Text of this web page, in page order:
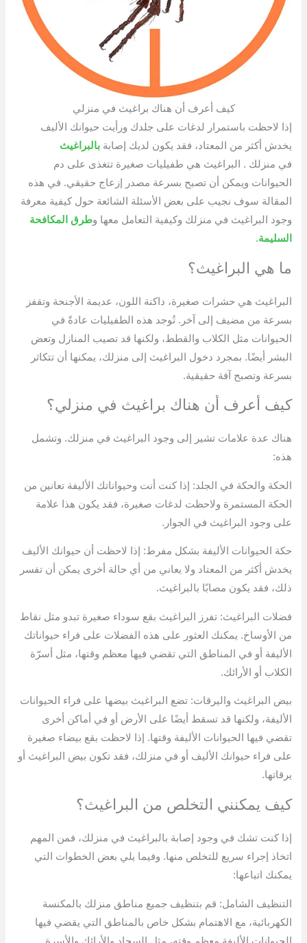
كيف أعرف أن هناك براغيث في منزلي
إذا لاحظت باستمرار لدغات على جلدك ورأيت حيوانك الأليف
يخدش أكثر من المعتاد، فقد يكون لديك إصابةبالبراغيث
في منزلك . البراغيث هي طفيليات صغيرة تتغذى على دم
الحيوانات ويمكن أن تصبح بسرعة مصدر إزعاج حقيقي. في هذه
المقالة سوف نجيب على بعض الأسئلة الشائعة حول كيفية معرفة
وجود البراغيث في منزلك وكيفية التعامل معها وطرق المكافحة
السليمة.
ما هي البراغيث؟
البراغيث هي حشرات صغيرة، داكنة اللون، عديمة الأجنحة وتقفز
بسرعة من مضيف إلى آخر. تُوجد هذه الطفيليات عادةً في
الحيوانات مثل الكلاب والقطط، ولكنها قد تصيب المنازل وتعض
البشر أيضًا. بمجرد دخول البراغيث إلى منزلك، يمكنها أن تتكاثر
بسرعة وتصبح آفة حقيقية.
كيف أعرف أن هناك براغيث في منزلي؟
هناك عدة علامات تشير إلى وجود البراغيث في منزلك. وتشمل
هذه:
الحكة والحكة في الجلد: إذا كنت أنت وحيواناتك الأليفة تعانين من
الحكة المستمرة ولاحظت لدغات صغيرة، فقد يكون هذا علامة
على وجود البراغيث في الجوار.
حكة الحيوانات الأليفة بشكل مفرط: إذا لاحظت أن حيوانك الأليف
يخدش أكثر من المعتاد ولا يعاني من أي حالة أخرى يمكن أن تفسر
ذلك، فقد يكون مصابًا بالبراغيث.
فضلات البراغيث: تفرز البراغيث بقع سوداء صغيرة تبدو مثل نقاط
من الأوساخ. يمكنك العثور على هذه الفضلات على فراء حيواناتك
الأليفة أو في المناطق التي تقضي فيها معظم وقتها، مثل أسرّة
الكلاب أو الأرائك.
بيض البراغيث واليرقات: تضع البراغيث بيضها على فراء الحيوانات
الأليفة، ولكنها قد تسقط أيضًا على الأرض أو في أماكن أخرى
تقضي فيها الحيوانات الأليفة وقتها. إذا لاحظت بقع بيضاء صغيرة
على فراء حيوانك الأليف أو في منزلك، فقد تكون بيض البراغيث أو
يرقاتها.
كيف يمكنني التخلص من البراغيث؟
إذا كنت تشك في وجود إصابة بالبراغيث في منزلك، فمن المهم
اتخاذ إجراء سريع للتخلص منها. وفيما يلي بعض الخطوات التي
يمكنك اتباعها:
التنظيف الشامل: قم بتنظيف جميع مناطق منزلك بالمكنسة
الكهربائية، مع الاهتمام بشكل خاص بالمناطق التي يقضي فيها
الحيوانات الأليفة معظم وقته، مثل السجاد والأرائك والأسرة.